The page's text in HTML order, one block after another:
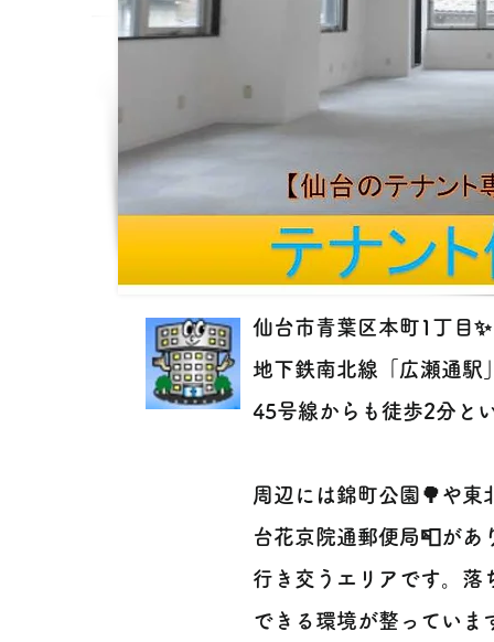
仙台市青葉区本町1丁目✨
地下鉄南北線「広瀬通駅
45号線からも徒歩2分と
周辺には錦町公園🌳や東
台花京院通郵便局📮があ
行き交うエリアです。落
できる環境が整っていま